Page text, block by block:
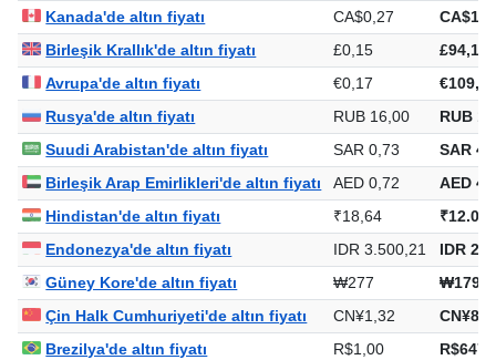
Kanada'de altın fiyatı CA$0,27
Birleşik Krallık'de altın fiyatı
£0,15
£94,16
Avrupa'de altın fiyatı
€0,17
€109,89
Rusya'de altın fiyatı
RUB 16,00
RUB
Suudi Arabistan'de altın fiyatı
SAR 0,73
SAR
Birleşik Arap Emirlikleri'de altın fiyatı
AED 0,72
AED
Hindistan'de altın fiyatı
₹18,64
Endonezya'de altın fiyatı
IDR 3.500,21
IDR
Güney Kore'de altın fiyatı
₩277
Çin Halk Cumhuriyeti'de altın fiyatı
CN¥1,32
Brezilya'de altın fiyatı
R$1,00